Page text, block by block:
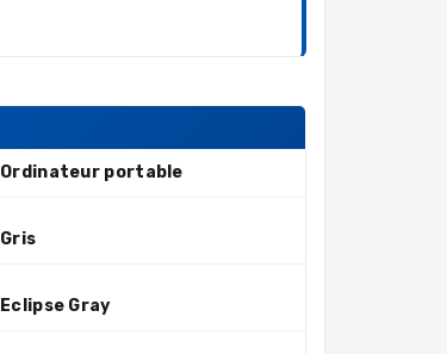
Ordinateur portable
Gris
Eclipse Gray